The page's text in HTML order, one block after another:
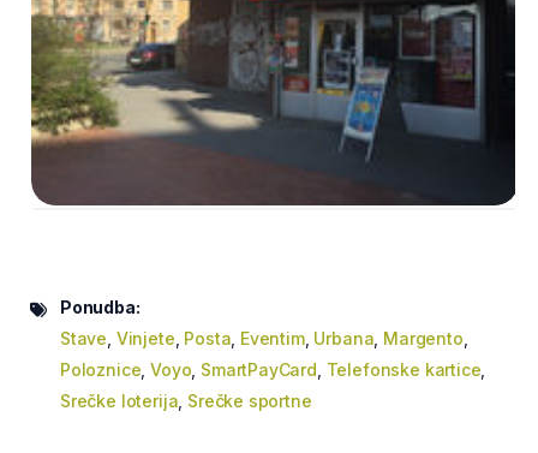
Ponudba:
Stave Vinjete Posta Eventim, Urbana Margento
Poloznice ,Voyo SmartPayCard Telefonske kartice
Srečke loterija Srečke sportne